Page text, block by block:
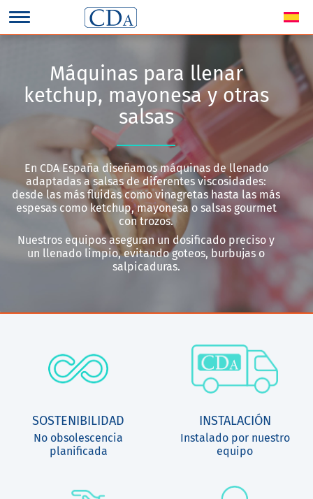
Máquinas para llenar
ketchup, mayonesa y otras
salsas
En CDA España diseñamos máquinas de llenado
adaptadas a salsas de diferentes viscosidades:
desde las más fluidas como vinagretas hasta las más
espesas como ketchup, mayonesa o salsas gourmet
con trozos.
Nuestros equipos aseguran un dosificado preciso y
un llenado limpio, evitando goteos, burbujas o
salpicaduras.
SOSTENIBILIDAD
No obsolescencia
planificada
INSTALACIÓN
Instalado por nuestro
equipo